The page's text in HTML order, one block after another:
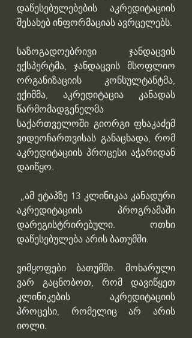
დაწესებულებების აკრედიტაციის
შესახებ ინფორმაციას ავრცელებს.
საზოგადოებრივი ჯანდაცვის
ექსპერტმა, ჯანდაცვის მსოფლიო
ორგანიზაციის კონსულტანტმა,
ექიმმა, აკრედიტაცია კანადას
წარმომადგენელმა
საქართველოში გიორგი ფხაკაძემ
ვიდეოჩართვისას განაცხადა, რომ
აკრედიტაციის პროცესი აჭარიდან
დაიწყო.
აკრედიტაციის პროგრამაში
დარეგისტრირებული. ოთხი
დაწესებულება არის ბათუმში.
ვიმყოფები ბათუმში. მოხარული
ვარ გაცნობოთ, რომ დავიწყეთ
კლინიკების აკრედიტაციის
პროცესი, რომელიც არ არის
იოლი.